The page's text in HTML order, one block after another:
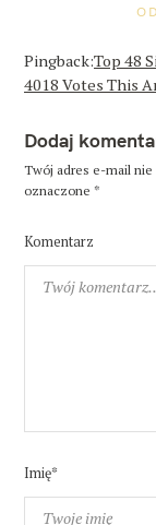
Pingback:Top 48
4018 Votes This
Dodaj
Twój adres e-mail
oznaczone *
Komentarz
Imię*